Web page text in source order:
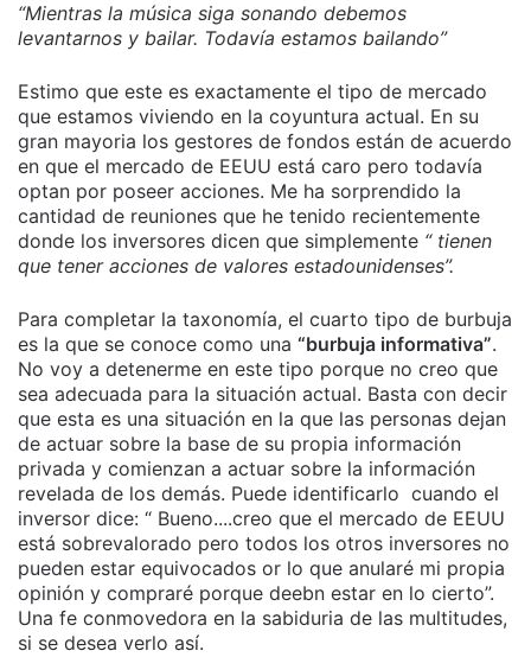
“Mientras la música siga sonando debemos
levantarnos y bailar. Todavía estamos bailando”
Estimo que este es exactamente el tipo de mercado
que estamos viviendo en la coyuntura actual. En su
gran mayoria los gestores de fondos están de acuerdo
en que el mercado de EEUU está caro pero todavía
optan por poseer acciones. Me ha sorprendido la
cantidad de reuniones que he tenido recientemente
donde los inversores dicen que simplemente “ tienen
que tener acciones de valores estadounidenses”.
Para completar la taxonomía, el cuarto tipo de burbuja
es la que se conoce como una “burbuja informativa”.
No voy a detenerme en este tipo porque no creo que
sea adecuada para la situación actual. Basta con decir
que esta es una situación en la que las personas dejan
de actuar sobre la base de su propia información
privada y comienzan a actuar sobre la información
revelada de los demás. Puede identificarlo cuando el
inversor dice: “ Bueno....creo que el mercado de EEUU
está sobrevalorado pero todos los otros inversores no
pueden estar equivocados or lo que anularé mi propia
opinión y compraré porque deebn estar en lo cierto”.
Una fe conmovedora en la sabiduria de las multitudes,
si se desea verlo así.